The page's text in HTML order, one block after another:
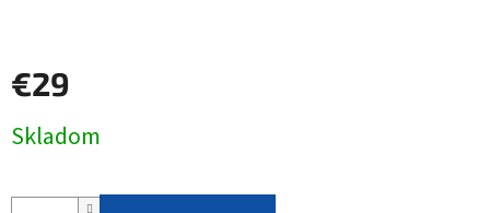
€29
cena:
Skladom